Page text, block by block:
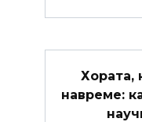
Хората,
навреме: